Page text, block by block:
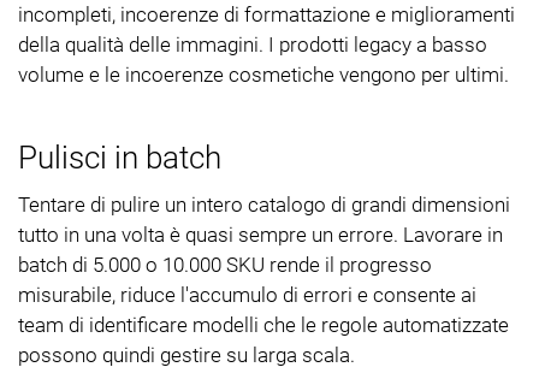
incompleti, incoerenze di formattazione e miglioramenti
della qualità delle immagini. I prodotti legacy a basso
volume e le incoerenze cosmetiche vengono per ultimi.
Pulisci in batch
Tentare di pulire un intero catalogo di grandi dimensioni
tutto in una volta è quasi sempre un errore. Lavorare in
batch di 5.000 o 10.000 SKU rende il progresso
misurabile, riduce l'accumulo di errori e consente ai
team di identificare modelli che le regole automatizzate
possono quindi gestire su larga scala.